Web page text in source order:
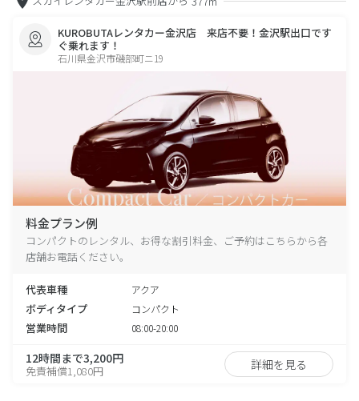
KUROBUTAレンタカー金沢店 来店不要！金沢駅出口です
ぐ乗れます！
石川県金沢市磯部町ニ19
料金プラン例
コンパクトのレンタル、お得な割引料金、ご予約はこちらから各
店舗お電話ください。
代表車種 アクア
ボディタイプ コンパクト
営業時間 08:00-20:00
12時間まで3,200円
免責補償1,080円 詳細を見る